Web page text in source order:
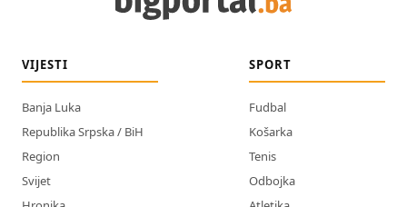
VIJESTI
Banja Luka
Republika Srpska / BiH
Region
Svijet
SPORT
Fudbal
Košarka
Tenis
Odbojka